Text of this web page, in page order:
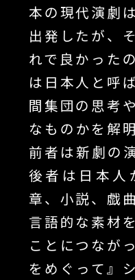
本の現代演劇
出発したが、
れで良かった
は日本人と呼
間集団の思考
なものかを解
前者は新劇の
後者は日本人
章、小説、戯
言語的な素材
ことにつなが
をめぐって』